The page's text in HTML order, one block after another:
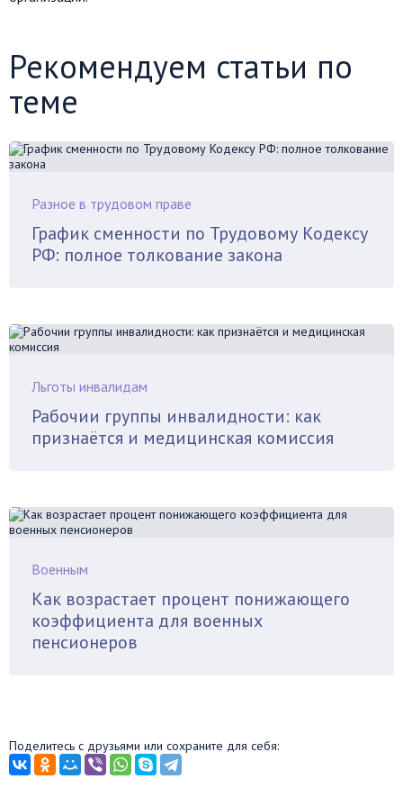
Рекомендуем статьи по
теме
Разное в трудовом праве
График сменности по Трудовому Кодексу
РФ: полное толкование закона
Льготы инвалидам
Рабочии группы инвалидности: как
признаётся и медицинская комиссия
Военным
Как возрастает процент понижающего
коэффициента для военных
пенсионеров
Поделитесь с друзьями или сохраните для себя: